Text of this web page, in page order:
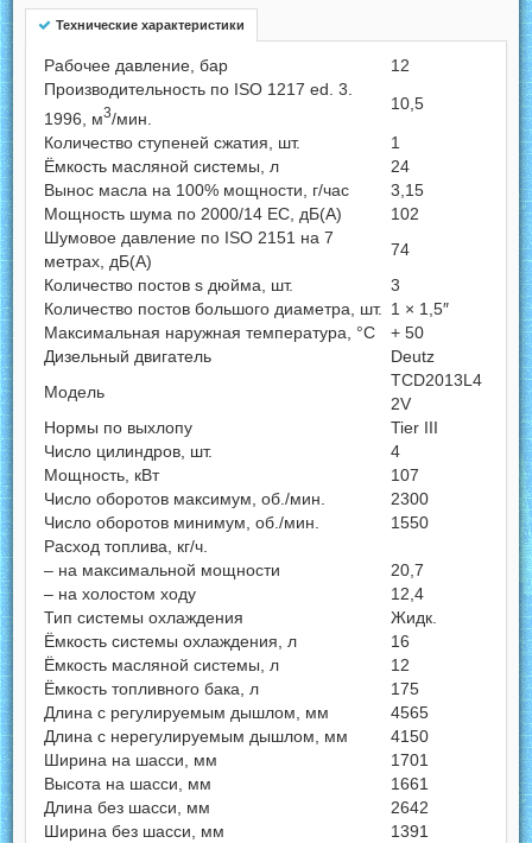
Технические характеристики
Рабочее давление, бар
12
Производительность по ISO 1217 ed. 3.
1996, м3/мин.
10,5
Количество ступеней сжатия, шт.
1
Ёмкость масляной системы, л
24
Вынос масла на 100% мощности, г/час
3,15
Мощность шума по 2000/14 ЕС, дБ(А)
102
Шумовое давление по ISO 2151 на 7
метрах, дБ(А)
74
Количество постов s дюйма, шт.
3
Количество постов большого диаметра, шт. 1 × 1,5″
Максимальная наружная температура, °C
+ 50
Дизельный двигатель
Deutz
Модель
TCD2013L4
2V
Нормы по выхлопу
Tier III
Число цилиндров, шт.
4
Мощность, кВт
107
Число оборотов максимум, об./мин.
2300
Число оборотов минимум, об./мин.
1550
Расход топлива, кг/ч.
– на максимальной мощности
20,7
– на холостом ходу
12,4
Тип системы охлаждения
Жидк.
Ёмкость системы охлаждения, л
16
Ёмкость масляной системы, л
12
Ёмкость топливного бака, л
175
Длина с регулируемым дышлом, мм
4565
Длина с нерегулируемым дышлом, мм
4150
Ширина на шасси, мм
1701
Высота на шасси, мм
1661
Длина без шасси, мм
2642
Ширина без шасси, мм
1391